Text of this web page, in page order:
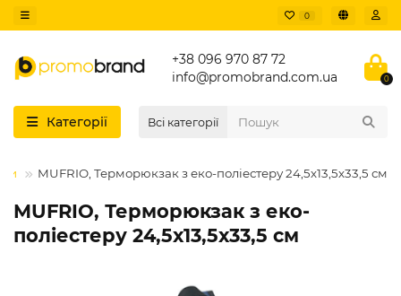
0
+38 096 970 87 72
info@promobrand.com.ua
0
Категорії Всі категорії
MUFRIO, Терморюкзак з еко-поліестеру 24,5х13,5х33,5 см
MUFRIO, Терморюкзак з еко-
поліестеру 24,5х13,5х33,5 см